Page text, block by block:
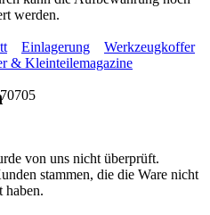
werden.
Einlagerung
Werkzeugkoffer
& Kleinteilemagazine
von uns nicht überprüft.
stammen, die die Ware nicht
haben.